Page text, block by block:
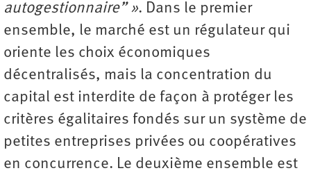
autogestionnaire” ». Dans le premier
ensemble, le marché est un régulateur qui
oriente les choix économiques
décentralisés, mais la concentration du
capital est interdite de façon à protéger les
critères égalitaires fondés sur un système de
petites entreprises privées ou coopératives
en concurrence. Le deuxième ensemble est